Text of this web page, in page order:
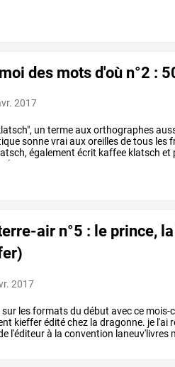
des mots d'où n°2 :
2017
un termeauxorthographes
sonnevraiauxoreillesdetous les
également écrit kaffee klatsch et
air n°5 : le prince,
2017
sur lesformatsdu début avecce mois-
kiefferéditéchez la dragonne. je l'ai
l'éditeurà la convention laneuv'livres